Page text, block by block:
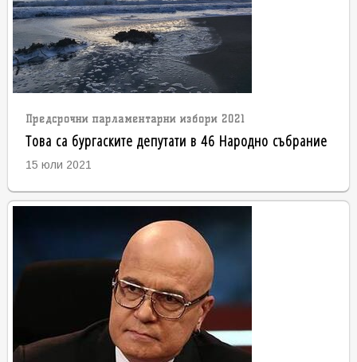
Предсрочни парламентарни избори 2021
Това са бургаските депутати в 46 Народно събрание
15 юли 2021